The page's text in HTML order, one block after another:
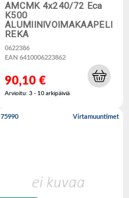
AMCMK 4x240/72 Eca
K500
ALUMIINIVOIMAKAAPELI
REKA
0622386
EAN 6410006223862
90,10 €
Arvioitu: 3 - 10 arkipäiviä
75990 Virtamuuntimet